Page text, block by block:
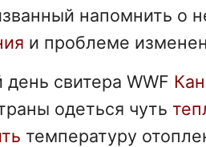
напомнить о
и проблеме
свитера WWF
одеться чуть
температуру